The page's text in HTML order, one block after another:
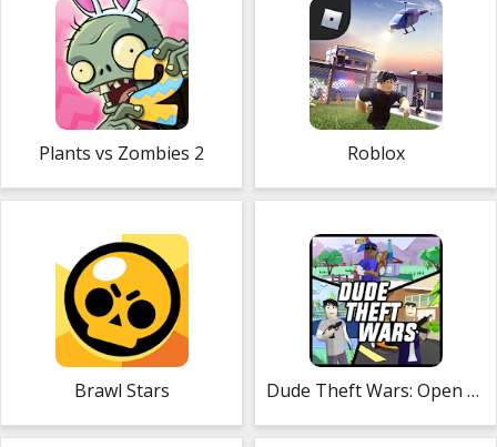
Plants vs Zombies 2 Roblox
Brawl Stars Dude Theft Wars: Open World Sandbox Simulator